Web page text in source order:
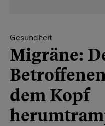
Gesundheit
Migräne:
dem Kopf